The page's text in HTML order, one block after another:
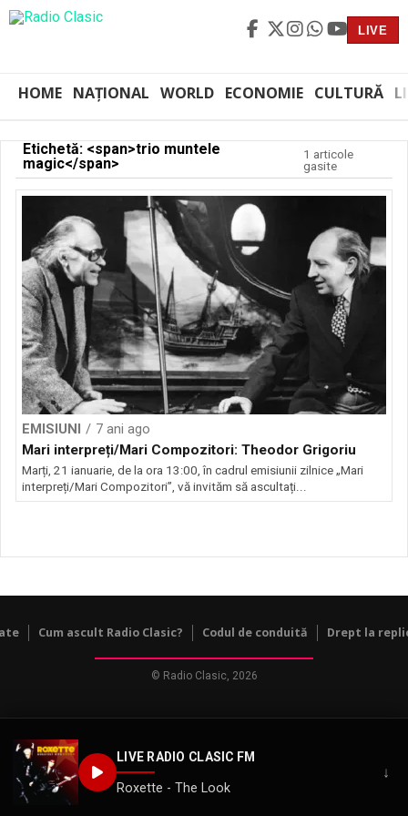
LIVE
HOME NAȚIONAL WORLD ECONOMIE CULTURĂ
LIVE RADIO CLASIC FM
Roxette - The Look
↓
Etichetă: <span>trio muntele
magic</span>
1 articole
gasite
EMISIUNI
7 ani ago
Mari interpreți/Mari Compozitori: Theodor Grigoriu
Marți, 21 ianuarie, de la ora 13:00, în cadrul emisiunii zilnice „Mari
interpreți/Mari Compozitori”, vă invităm să ascultați...
Cum ascult Radio Clasic? Codul de conduită Drept la
© Radio Clasic, 2026